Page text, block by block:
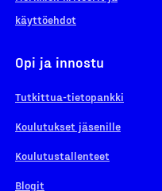
käyttöehdot
Opi ja innostu
Tutkittua-tietopankki
Koulutukset jäsenille
Koulutustallenteet
Blogit